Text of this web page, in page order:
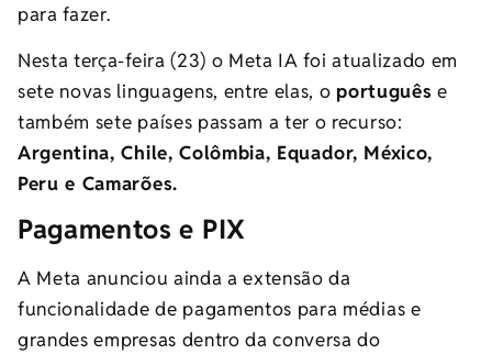
para fazer.
Nesta terça-feira (23) o Meta IA foi atualizado em
sete novas linguagens, entre elas, o português e
também sete países passam a ter o recurso:
Argentina, Chile, Colômbia, Equador, México,
Peru e Camarões.
Pagamentos e PIX
A Meta anunciou ainda a extensão da
funcionalidade de pagamentos para médias e
grandes empresas dentro da conversa do